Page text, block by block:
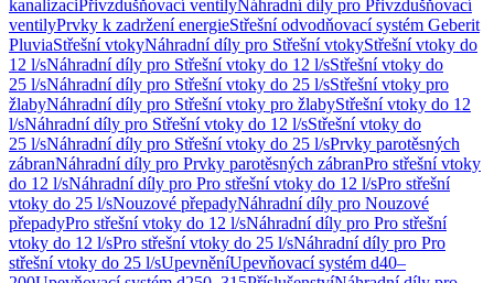
kanalizaciPřivzdušňovací ventilyNáhradní díly pro Přivzdušňovací
ventilyPrvky k zadržení energieStřešní odvodňovací systém Geberit
PluviaStřešní vtokyNáhradní díly pro Střešní vtokyStřešní vtoky do
12 l/sNáhradní díly pro Střešní vtoky do 12 l/sStřešní vtoky do
25 l/sNáhradní díly pro Střešní vtoky do 25 l/sStřešní vtoky pro
žlabyNáhradní díly pro Střešní vtoky pro žlabyStřešní vtoky do 12
l/sNáhradní díly pro Střešní vtoky do 12 l/sStřešní vtoky do
25 l/sNáhradní díly pro Střešní vtoky do 25 l/sPrvky parotěsných
zábranNáhradní díly pro Prvky parotěsných zábranPro střešní vtoky
do 12 l/sNáhradní díly pro Pro střešní vtoky do 12 l/sPro střešní
vtoky do 25 l/sNouzové přepadyNáhradní díly pro Nouzové
přepadyPro střešní vtoky do 12 l/sNáhradní díly pro Pro střešní
vtoky do 12 l/sPro střešní vtoky do 25 l/sNáhradní díly pro Pro
střešní vtoky do 25 l/sUpevněníUpevňovací systém d40–